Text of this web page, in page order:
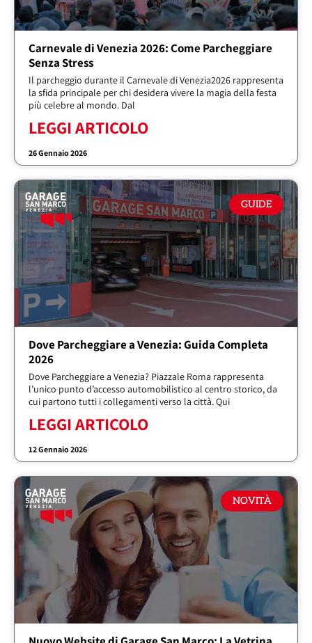
Carnevale di Venezia 2026: Come Parcheggiare
Senza Stress
Il parcheggio durante il Carnevale di Venezia2026 rappresenta
la sfida principale per chi desidera vivere la magia della festa
più celebre al mondo. Dal
LEGGI ARTICOLO
26 Gennaio 2026
GUIDE
Dove Parcheggiare a Venezia: Guida Completa
2026
Dove Parcheggiare a Venezia? Piazzale Roma rappresenta
l’unico punto d’accesso automobilistico al centro storico, da
cui partono tutti i collegamenti verso la città. Qui
LEGGI ARTICOLO
12 Gennaio 2026
NOVITÀ